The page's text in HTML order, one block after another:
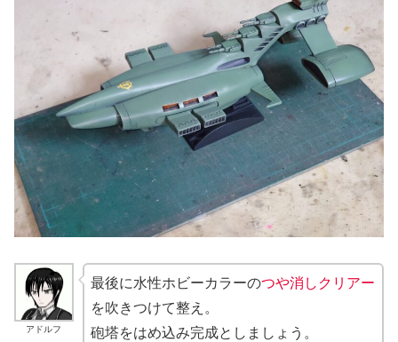
アドルフ
最後に水性ホビーカラーのつや消しクリアー
を吹きつけて整え。
砲塔をはめ込み完成としましょう。